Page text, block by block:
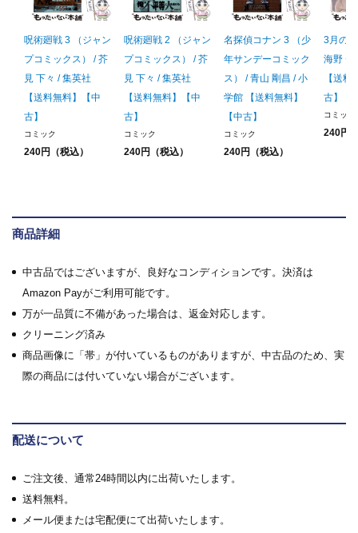
呪術廻戦 3 （ジャン
プコミックス） / 芥
見 下々 / 集英社
【送料無料】【中
古】
コミック
240円（税込）
呪術廻戦 2 （ジャン
プコミックス） / 芥
見 下々 / 集英社
【送料無料】【中
古】
コミック
240円（税込）
名探偵コナン 3 （少
年サンデーコミック
ス） / 青山 剛昌 / 小
学館 【送料無料】
【中古】
コミック
240円（税込）
3月の
海野 チ
【送
古】
コミック
240円
商品詳細
中古品ではございますが、良好なコンディションです。決済は
Amazon Payがご利用可能です。
万が一品質に不備があった場合は、返金対応します。
クリーニング済み
商品画像に「帯」が付いているものがありますが、中古品のため、実
際の商品には付いていない場合がございます。
配送について
ご注文後、通常24時間以内に出荷いたします。
送料無料。
メール便または宅配便にて出荷いたします。